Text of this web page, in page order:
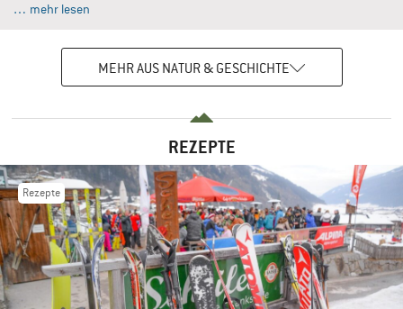
… mehr lesen
MEHR AUS NATUR & GESCHICHTE
REZEPTE
Rezepte